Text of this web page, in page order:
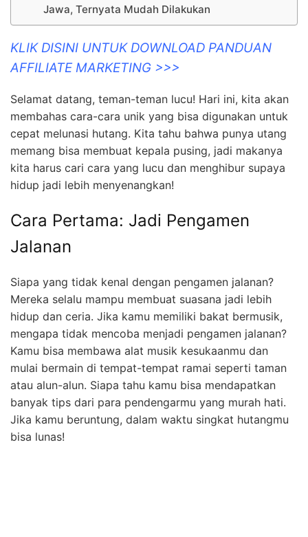
Jawa, Ternyata Mudah Dilakukan
KLIK DISINI UNTUK DOWNLOAD PANDUAN
AFFILIATE MARKETING >>>
Selamat datang, teman-teman lucu! Hari ini, kita akan
membahas cara-cara unik yang bisa digunakan untuk
cepat melunasi hutang. Kita tahu bahwa punya utang
memang bisa membuat kepala pusing, jadi makanya
kita harus cari cara yang lucu dan menghibur supaya
hidup jadi lebih menyenangkan!
Cara Pertama: Jadi Pengamen
Jalanan
Siapa yang tidak kenal dengan pengamen jalanan?
Mereka selalu mampu membuat suasana jadi lebih
hidup dan ceria. Jika kamu memiliki bakat bermusik,
mengapa tidak mencoba menjadi pengamen jalanan?
Kamu bisa membawa alat musik kesukaanmu dan
mulai bermain di tempat-tempat ramai seperti taman
atau alun-alun. Siapa tahu kamu bisa mendapatkan
banyak tips dari para pendengarmu yang murah hati.
Jika kamu beruntung, dalam waktu singkat hutangmu
bisa lunas!